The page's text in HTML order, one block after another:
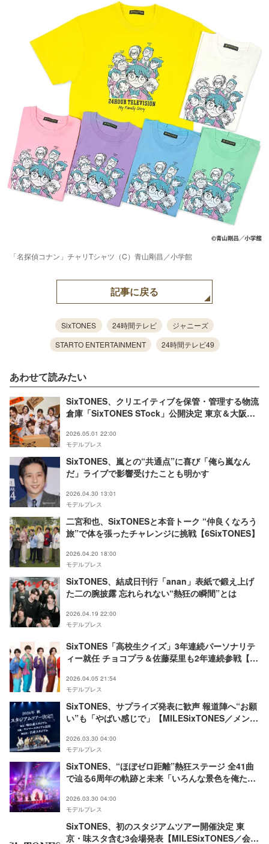
「名探偵コナン」チャリTシャツ（C）青山剛昌／小学館
記事に戻る
SixTONES 24時間テレビ
ジャニーズ
STARTO ENTERTAINMENT
24時間テレビ49
あわせて読みたい
SixTONES、クリエイティブを保管・管理する物流
倉庫「SixTONES STock」公開決定 東京＆大阪で
2026.05.01 22:00
モデルプレス
SixTONES、嵐との“共通点”に喜び「俺ら嵐なん
だ」ライブで影響受けたことも明かす
2026.04.30 13:01
モデルプレス
二宮和也、SixTONESと本音トーク “仲良くなろう
旅”で体を張ったチャレンジに挑戦【6SixTONES】
2026.04.20 18:00
モデルプレス
SixTONES、結成日刊行「anan」表紙で鍛え上げ
た二の腕披露 忘れられない“熱狂の瞬間”とは
2026.04.19 22:00
モデルプレス
SixTONES「高校生クイズ」3年連続パーソナリテ
ィー就任 チョコプラ＆佐藤栞里も2年連続参戦【コ
2026.04.05 21:54
モデルプレス
SixTONES、サプライズ発表に歓声 報道陣へ“お願
い”も「やばい感じで」【MILESixTONES／メンバ
2026.03.30 04:00
モデルプレス
SixTONES、“ほぼゼロ距離”熱狂ステージ 全41曲
で辿る6周年の軌跡と未来「いろんな景色を俺たち
レポ】
2026.03.30 04:00
モデルプレス
SixTONES、初のスタジアムツアー開催決定 東
京・味スタ含む3会場発表【MILESixTONES／会場